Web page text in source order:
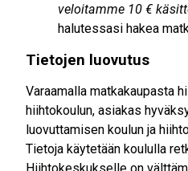
veloitamme 10 €
halutessasi hakea
Tietojen luovutus
Varaamalla matkakaupasta
hiihtokoulun, asiakas
luovuttamisen koulun ja
Tietoja käytetään koululla